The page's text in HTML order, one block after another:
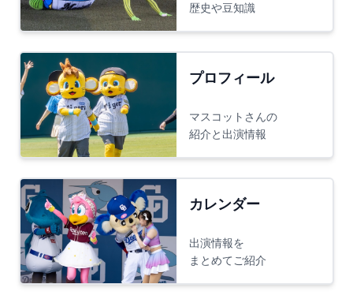
歴史や豆知識
プロフィール
マスコットさんの
紹介と出演情報
カレンダー
出演情報を
まとめてご紹介